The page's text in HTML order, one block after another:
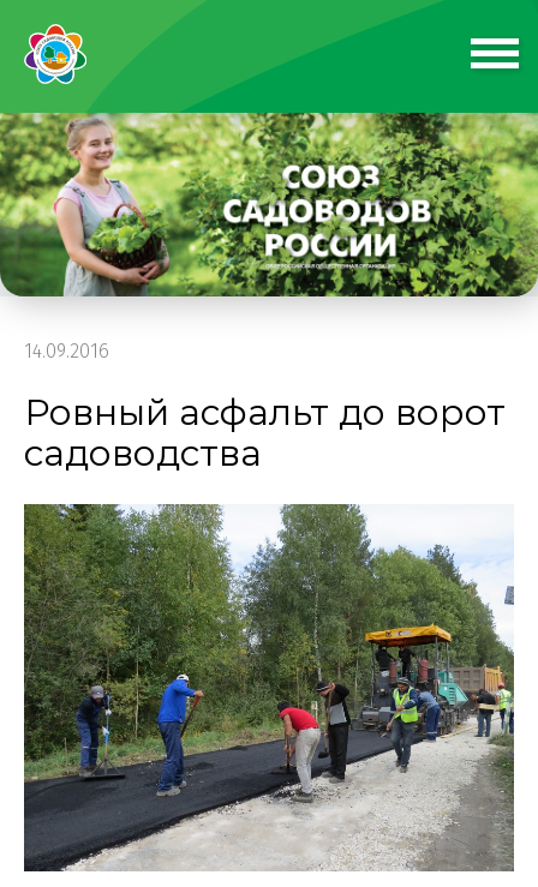
14.09.2016
Ровный асфальт до ворот
садоводства